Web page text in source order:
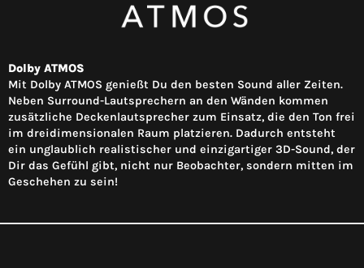
Dolby ATMOS
Mit Dolby ATMOS genießt Du den besten Sound aller Zeiten.
Neben Surround-Lautsprechern an den Wänden kommen
zusätzliche Deckenlautsprecher zum Einsatz, die den Ton frei
im dreidimensionalen Raum platzieren. Dadurch entsteht
ein unglaublich realistischer und einzigartiger 3D-Sound, der
Dir das Gefühl gibt, nicht nur Beobachter, sondern mitten im
Geschehen zu sein!